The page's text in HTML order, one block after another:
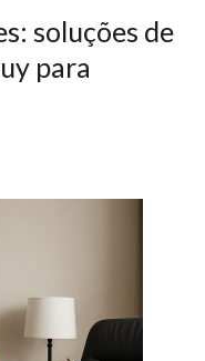
soluções de
para